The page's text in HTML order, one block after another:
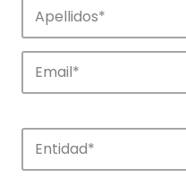
Noticias
Conoce las
APTE y sus
tecnológicos.